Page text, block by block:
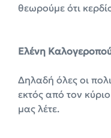
θεωρούμε ότι
Ελένη
Δηλαδή όλες οι
εκτός από τον
μας λέτε.